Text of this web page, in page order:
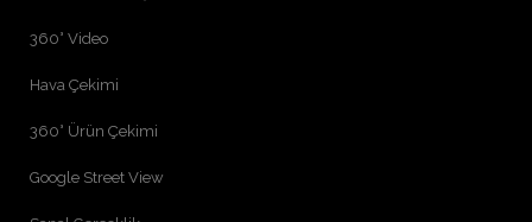
360° Video
Hava Çekimi
360° Ürün Çekimi
Google Street View